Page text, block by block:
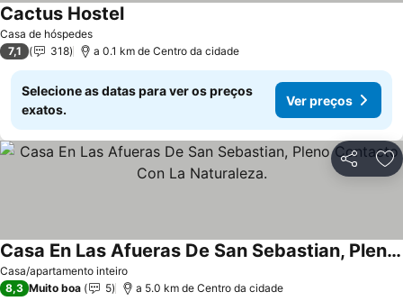
Casa de hóspedes
Cactus HostelVer preços
7,1 318 a 0.1 km de Centro da cidade
Selecione as datas para ver os preços
exatos.
Ver preços
Partilhar
Casa/apartamento inteiro
Casa En Las Afueras De San Sebastian, Pleno Contacto Con La Naturaleza.
Ver preços
8,3 Muito boa 5 a 5.0 km de Centro da cidade